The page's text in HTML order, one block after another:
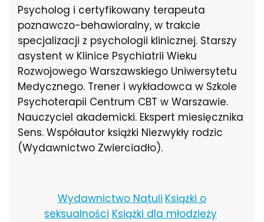
Psycholog i certyfikowany terapeuta
poznawczo-behawioralny, w trakcie
specjalizacji z psychologii klinicznej. Starszy
asystent w Klinice Psychiatrii Wieku
Rozwojowego Warszawskiego Uniwersytetu
Medycznego. Trener i wykładowca w Szkole
Psychoterapii Centrum CBT w Warszawie.
Nauczyciel akademicki. Ekspert miesięcznika
Sens. Współautor książki Niezwykły rodzic
(Wydawnictwo Zwierciadło).
Wydawnictwo Natuli Książki o
seksualności Książki dla młodzieży